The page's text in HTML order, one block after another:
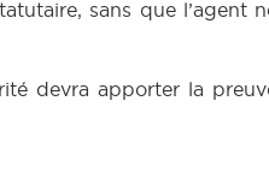
sans que l’agent
devra apporter la